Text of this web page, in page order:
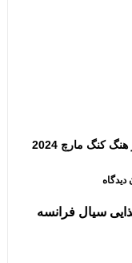
کنگ مارچ 2024
دیدگاه